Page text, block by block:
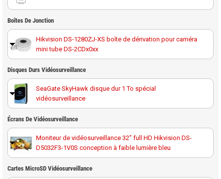
Boîtes De Jonction
Hikvision DS-1280ZJ-XS boîte de dérivation pour caméra
mini tube DS-2CDx0xx
Disques Durs Vidéosurveillance
SeaGate SkyHawk disque dur 1 To spécial
vidéosurveillance
Disque dur 1 To spécial vidéosurveillance Western
Digital Purple
SeaGate SkyHawk disque dur 2 To spécial
vidéosurveillance
Écrans De Vidéosurveillance
Moniteur de vidéosurveillance 32" full HD Hikvision DS-
D5032F3-1V0S conception à faible lumière bleu
Écran de contrôle tactile WI-FI 7" Hikvision DS-KH9310-
Cartes MicroSD Vidéosurveillance